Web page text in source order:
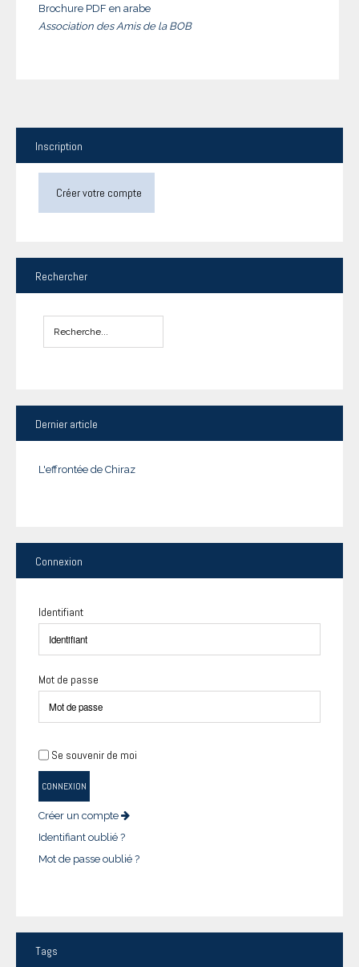
Brochure PDF en arabe
Association des Amis de la BOB
Inscription
Créer votre compte
Rechercher
Dernier article
L'effrontée de Chiraz
Connexion
Identifiant
Mot de passe
Se souvenir de moi
CONNEXION
Créer un compte
Identifiant oublié ?
Mot de passe oublié ?
Tags